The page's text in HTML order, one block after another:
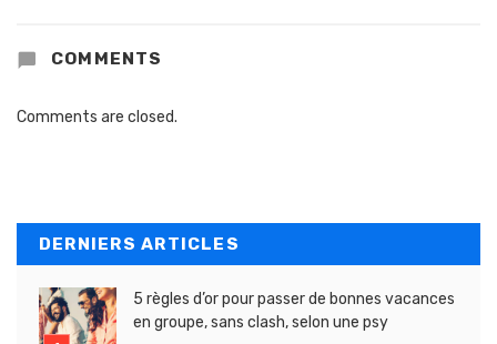
COMMENTS
Comments are closed.
DERNIERS ARTICLES
5 règles d’or pour passer de bonnes vacances
en groupe, sans clash, selon une psy